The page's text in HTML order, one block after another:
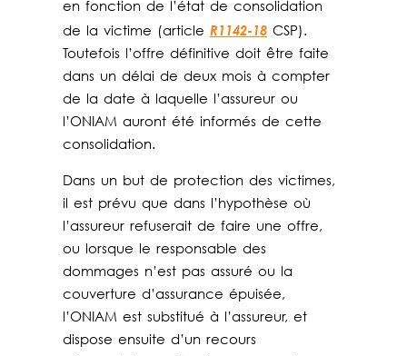
en fonction de l’état de consolidation
de la victime (article R1142-18CSP).
Toutefois l’offre définitive doit être faite
dans un délai de deux mois à compter
de la date à laquelle l’assureur ou
l’ONIAM auront été informés de cette
consolidation.
Dans un but de protection des victimes,
il est prévu que dans l’hypothèse où
l’assureur refuserait de faire une offre,
ou lorsque le responsable des
dommages n’est pas assuré ou la
couverture d’assurance épuisée,
l’ONIAM est substitué à l’assureur, et
dispose ensuite d’un recours